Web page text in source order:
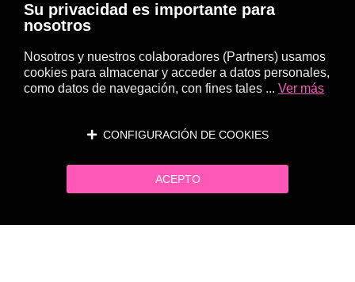
Su privacidad es importante para
nosotros
Nosotros y nuestros colaboradores (Partners) usamos
cookies para almacenar y acceder a datos personales,
como datos de navegación, con fines tales ... Ver más
CONFIGURACIÓN DE COOKIES
ACEPTO